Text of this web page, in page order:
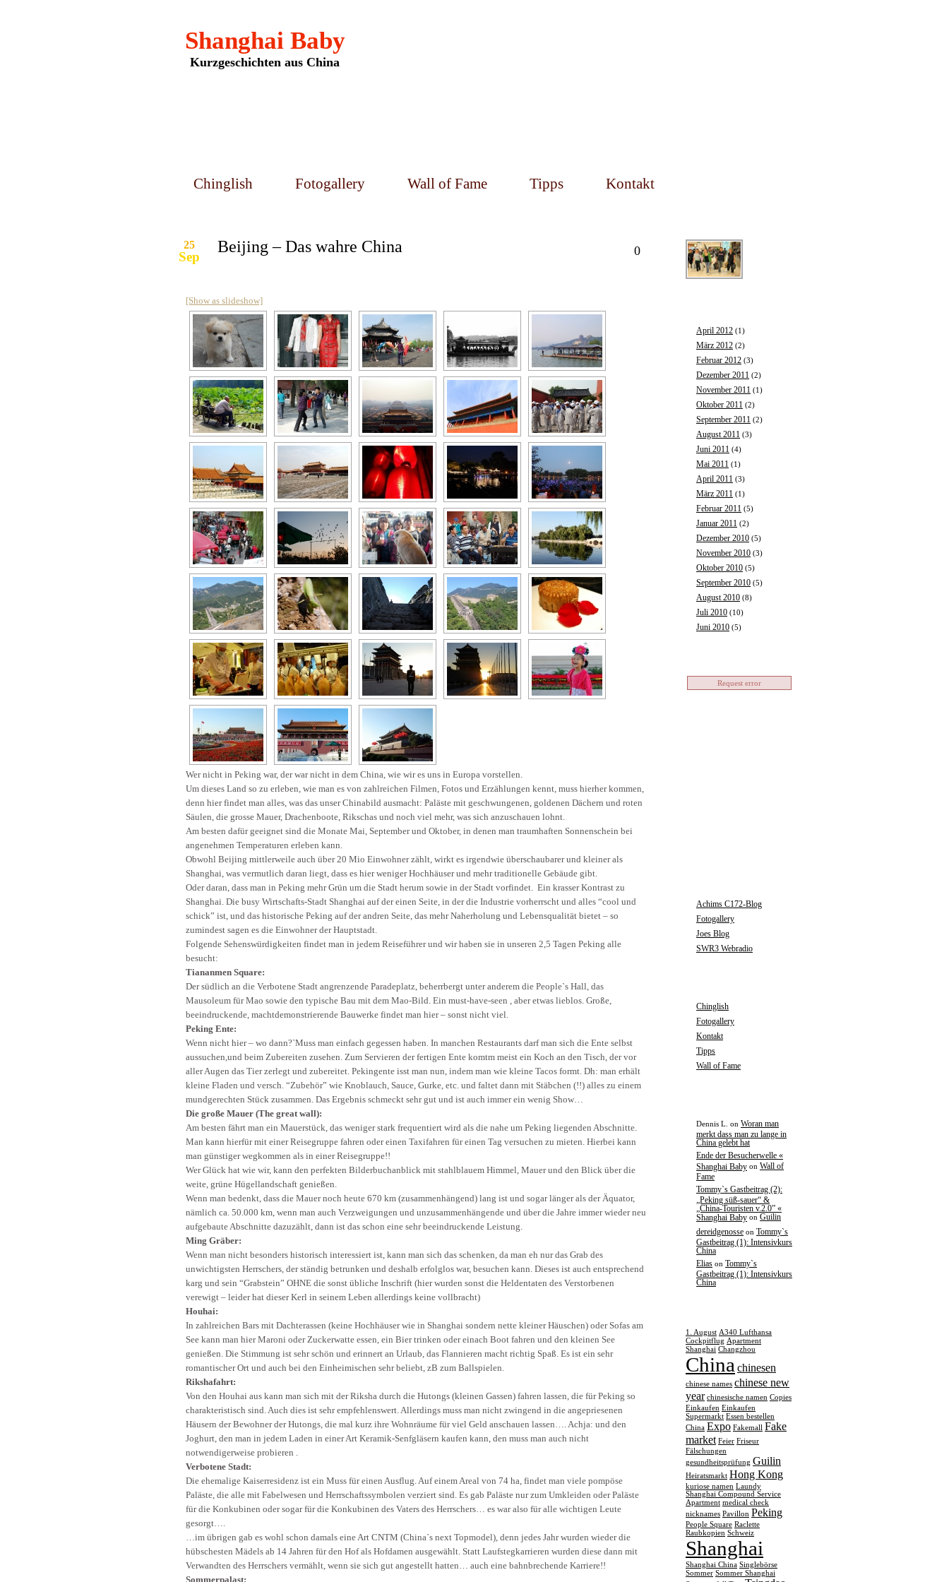
Chinglish Fotogallery Wall of Fame Tipps Kontakt
Shanghai Baby
Kurzgeschichten aus China
Beijing – Das wahre China
25
Sep 0
[Show as slideshow]
Wer nicht in Peking war, der war nicht in dem China, wie wir es uns in Europa vorstellen.
Um dieses Land so zu erleben, wie man es von zahlreichen Filmen, Fotos und Erzählungen kennt, muss hierher kommen,
denn hier findet man alles, was das unser Chinabild ausmacht: Paläste mit geschwungenen, goldenen Dächern und roten
Säulen, die grosse Mauer, Drachenboote, Rikschas und noch viel mehr, was sich anzuschauen lohnt.
Am besten dafür geeignet sind die Monate Mai, September und Oktober, in denen man traumhaften Sonnenschein bei
angenehmen Temperaturen erleben kann.
Obwohl Beijing mittlerweile auch über 20 Mio Einwohner zählt, wirkt es irgendwie überschaubarer und kleiner als
Shanghai, was vermutlich daran liegt, dass es hier weniger Hochhäuser und mehr traditionelle Gebäude gibt.
Oder daran, dass man in Peking mehr Grün um die Stadt herum sowie in der Stadt vorfindet. Ein krasser Kontrast zu
Shanghai. Die busy Wirtschafts-Stadt Shanghai auf der einen Seite, in der die Industrie vorherrscht und alles “cool und
schick” ist, und das historische Peking auf der andren Seite, das mehr Naherholung und Lebensqualität bietet – so
zumindest sagen es die Einwohner der Hauptstadt.
Folgende Sehenswürdigkeiten findet man in jedem Reiseführer und wir haben sie in unseren 2,5 Tagen Peking alle
besucht:
Tiananmen Square:
Der südlich an die Verbotene Stadt angrenzende Paradeplatz, beherrbergt unter anderem die People`s Hall, das
Mausoleum für Mao sowie den typische Bau mit dem Mao-Bild. Ein must-have-seen , aber etwas lieblos. Große,
beeindruckende, machtdemonstrierende Bauwerke findet man hier – sonst nicht viel.
Peking Ente:
Wenn nicht hier – wo dann?`Muss man einfach gegessen haben. In manchen Restaurants darf man sich die Ente selbst
aussuchen,und beim Zubereiten zusehen. Zum Servieren der fertigen Ente komtm meist ein Koch an den Tisch, der vor
aller Augen das Tier zerlegt und zubereitet. Pekingente isst man nun, indem man wie kleine Tacos formt. Dh: man erhält
kleine Fladen und versch. “Zubehör” wie Knoblauch, Sauce, Gurke, etc. und faltet dann mit Stäbchen (!!) alles zu einem
mundgerechten Stück zusammen. Das Ergebnis schmeckt sehr gut und ist auch immer ein wenig Show…
Die große Mauer (The great wall):
Am besten fährt man ein Mauerstück, das weniger stark frequentiert wird als die nahe um Peking liegenden Abschnitte.
Man kann hierfür mit einer Reisegruppe fahren oder einen Taxifahren für einen Tag versuchen zu mieten. Hierbei kann
man günstiger wegkommen als in einer Reisegruppe!!
Wer Glück hat wie wir, kann den perfekten Bilderbuchanblick mit stahlblauem Himmel, Mauer und den Blick über die
weite, grüne Hügellandschaft genießen.
Wenn man bedenkt, dass die Mauer noch heute 670 km (zusammenhängend) lang ist und sogar länger als der Äquator,
nämlich ca. 50.000 km, wenn man auch Verzweigungen und unzusammenhängende und über die Jahre immer wieder neu
aufgebaute Abschnitte dazuzählt, dann ist das schon eine sehr beeindruckende Leistung.
Ming Gräber:
Wenn man nicht besonders historisch interessiert ist, kann man sich das schenken, da man eh nur das Grab des
unwichtigsten Herrschers, der ständig betrunken und deshalb erfolglos war, besuchen kann. Dieses ist auch entsprechend
karg und sein “Grabstein” OHNE die sonst übliche Inschrift (hier wurden sonst die Heldentaten des Verstorbenen
verewigt – leider hat dieser Kerl in seinem Leben allerdings keine vollbracht)
Houhai:
In zahlreichen Bars mit Dachterassen (keine Hochhäuser wie in Shanghai sondern nette kleiner Häuschen) oder Sofas am
See kann man hier Maroni oder Zuckerwatte essen, ein Bier trinken oder einach Boot fahren und den kleinen See
genießen. Die Stimmung ist sehr schön und erinnert an Urlaub, das Flannieren macht richtig Spaß. Es ist ein sehr
romantischer Ort und auch bei den Einheimischen sehr beliebt, zB zum Ballspielen.
Rikshafahrt:
Von den Houhai aus kann man sich mit der Riksha durch die Hutongs (kleinen Gassen) fahren lassen, die für Peking so
charakteristisch sind. Auch dies ist sehr empfehlenswert. Allerdings muss man nicht zwingend in die angepriesenen
Häusern der Bewohner der Hutongs, die mal kurz ihre Wohnräume für viel Geld anschauen lassen…. Achja: und den
Joghurt, den man in jedem Laden in einer Art Keramik-Senfgläsern kaufen kann, den muss man auch nicht
notwendigerweise probieren .
Verbotene Stadt:
Die ehemalige Kaiserresidenz ist ein Muss für einen Ausflug. Auf einem Areal von 74 ha, findet man viele pompöse
Paläste, die alle mit Fabelwesen und Herrschaftssymbolen verziert sind. Es gab Paläste nur zum Umkleiden oder Paläste
für die Konkubinen oder sogar für die Konkubinen des Vaters des Herrschers… es war also für alle wichtigen Leute
gesorgt….
…im übrigen gab es wohl schon damals eine Art CNTM (China`s next Topmodel), denn jedes Jahr wurden wieder die
hübschesten Mädels ab 14 Jahren für den Hof als Hofdamen ausgewählt. Statt Laufstegkarrieren wurden diese dann mit
Verwandten des Herrschers vermählt, wenn sie sich gut angestellt hatten… auch eine bahnbrechende Karriere!!
Sommerpalast:
April 2012 (1)
März 2012 (2)
Februar 2012 (3)
Dezember 2011 (2)
November 2011 (1)
Oktober 2011 (2)
September 2011 (2)
August 2011 (3)
Juni 2011 (4)
Mai 2011 (1)
April 2011 (3)
März 2011 (1)
Februar 2011 (5)
Januar 2011 (2)
Dezember 2010 (5)
November 2010 (3)
Oktober 2010 (5)
September 2010 (5)
August 2010 (8)
Juli 2010 (10)
Juni 2010 (5)
Request error
Achims C172-Blog
Fotogallery
Joes Blog
SWR3 Webradio
Chinglish
Fotogallery
Kontakt
Tipps
Wall of Fame
Dennis L. on Woran man
merkt dass man zu lange in
China gelebt hat
Ende der Besucherwelle «
Shanghai Baby on Wall of
Fame
Tommy`s Gastbeitrag (2):
„Peking süß-sauer“ &
„China-Touristen v.2.0” «
Shanghai Baby on Guilin
dereidgenosse on Tommy`s
Gastbeitrag (1): Intensivkurs
China
Elias on Tommy`s
Gastbeitrag (1): Intensivkurs
China
1. August A340 Lufthansa
Cockpitflug Apartment
Shanghai Changzhou
China chinesen
chinese names chinese new
year chinesische namen Copies
Einkaufen Einkaufen
Supermarkt Essen bestellen
China Expo Fakemall Fake
market Feier Friseur
Fälschungen
gesundheitsprüfung Guilin
Heiratsmarkt Hong Kong
kuriose namen Laundy
Shanghai Compound Service
Apartment medical check
nicknames Pavillon Peking
People Square Raclette
Raubkopien Schweiz
Shanghai
Shanghai China Singlebörse
Sommer Sommer Shanghai